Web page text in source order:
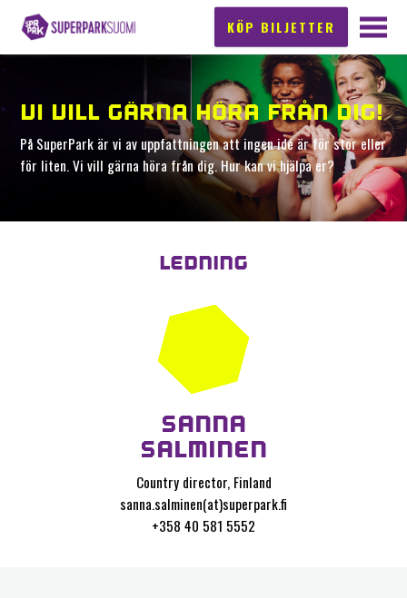
KÖP BILJETTER
VI VILL GÄRNA HÖRA FRÅN DIG!
På SuperPark är vi av uppfattningen att ingen idé är för stor eller
för liten. Vi vill gärna höra från dig. Hur kan vi hjälpa er?
LEDNING
SANNA
SALMINEN
Country director, Finland
sanna.salminen(at)superpark.fi
+358 40 581 5552